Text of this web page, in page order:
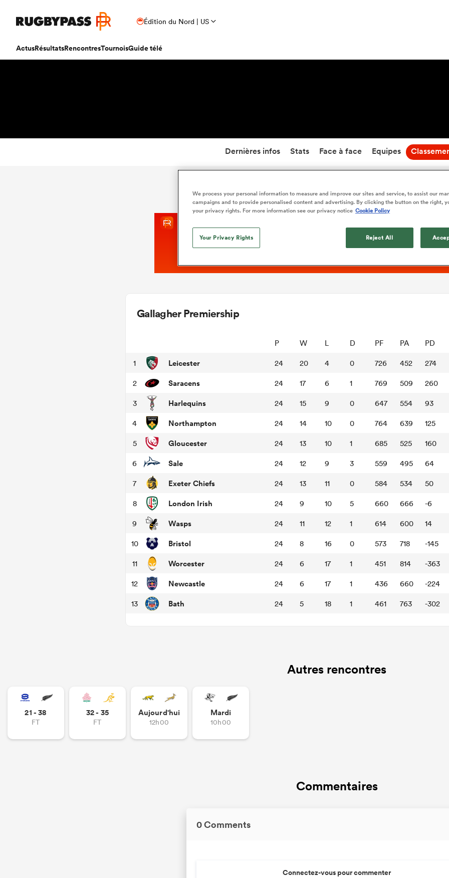
Édition du Nord | US
ActusRésultatsRencontresTournoisGuide télé
Dernières infos Stats Face à face Equipes
Wasps vs Worcester - Classement en direct
Gallagher Premiership
P W L D PF PA PD
1 Leicester 24 20 4 0 726 452 274
2 Saracens 24 17 6 1 769 509 260
3 Harlequins 24 15 9 0 647 554 93
4 Northampton 24 14 10 0 764 639 125
5 Gloucester 24 13 10 1 685 525 160
6 Sale 24 12 9 3 559 495 64
7 Exeter Chiefs 24 13 11 0 584 534 50
8 London Irish 24 9 10 5 660 666 -6
9 Wasps 24 11 12 1 614 600 14
10 Bristol 24 8 16 0 573 718 -145
11 Worcester 24 6 17 1 451 814 -363
12 Newcastle 24 6 17 1 436 660 -224
13 Bath 24 5 18 1 461 763 -302
Autres rencontres
21 - 38
FT
32 - 35
FT
Aujourd'hui
12h00
Mardi
10h00
Commentaires
0 Comments
Connectez-vous pour commenter
We process your personal information to measure and improve our sites and service, to assist our
campaigns and to provide personalised content and advertising. By clicking the button on the right,
your privacy rights. For more information see our privacy notice Cookie Policy
Your Privacy Rights Reject All